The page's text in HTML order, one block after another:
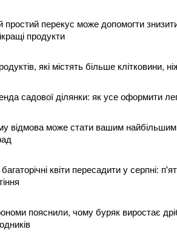
простий перекус може допомогти
продукти
які містять більше клітковини,
садової ділянки: як усе оформити
відмова може стати вашим
багаторічні квіти пересадити у серпні:
пояснили, чому буряк виростає